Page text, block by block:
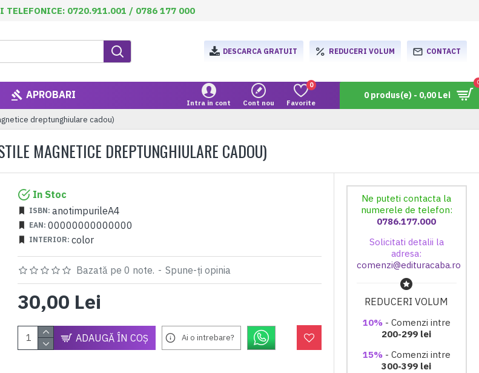
TELEFONICE: 0720.911.001 / 0786 177 000
DESCARCA GRATUIT REDUCERI VOLUM CONTACT
APROBARI
Intra in cont Cont nou Favorite
0
0 produs(e) - 0,00 Lei
dreptunghiulare cadou)
MAGNETICE DREPTUNGHIULARE CADOU)
In Stoc
ISBN: anotimpurileA4
EAN: 00000000000000
INTERIOR: color
Bazată pe 0 note. - Spune-ţi opinia
30,00 Lei
ADAUGĂ ÎN COŞ Ai o intrebare?
Ne puteti contacta la
numerele de telefon:
0786.177.000
Solicitati detalii la
adresa:
comenzi@edituracaba.ro
REDUCERI VOLUM
10%- Comenzi intre
200-299 lei
15%- Comenzi intre
300-399 lei